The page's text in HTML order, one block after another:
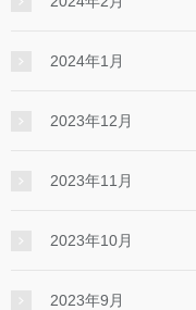
2024年1月
2023年12月
2023年11月
2023年10月
2023年9月